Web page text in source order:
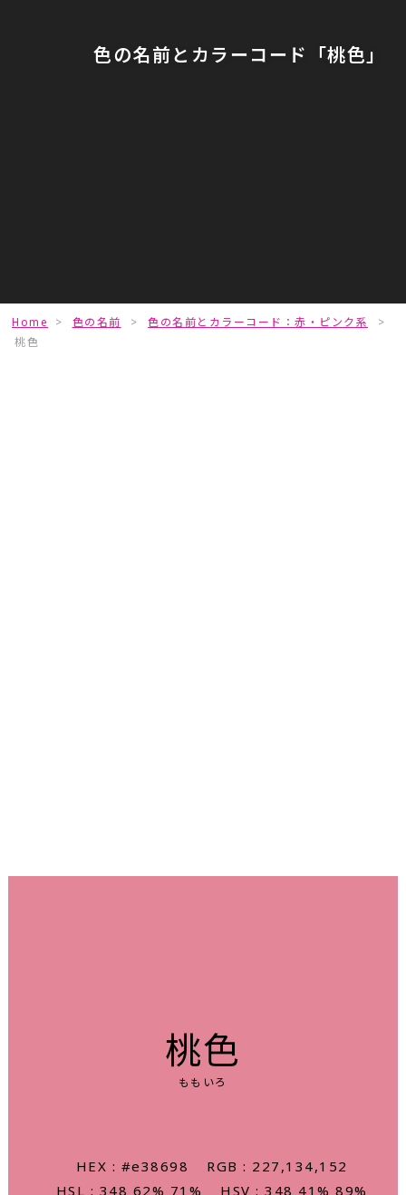
色の名前とカラーコード「桃色」
Home > 色の名前 > 色の名前とカラーコード：赤・ピンク系
>
桃色
桃色
ももいろ
HEX : #e38698
RGB : 227,134,152
HSL : 348 62% 71%
HSV : 348 41% 89%